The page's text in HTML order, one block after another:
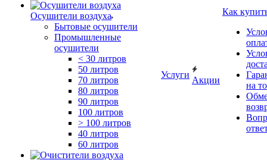
Осушители воздуха
Бытовые осушители
Промышленные
осушители
< 30 литров
50 литров
70 литров
80 литров
90 литров
100 литров
> 100 литров
40 литров
60 литров
Услуги
Акции
Как
на